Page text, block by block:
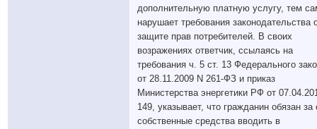
дополнительную платную услугу, тем
нарушает требования законодательства
защите прав потребителей. В своих
возражениях ответчик, ссылаясь на
требования ч. 5 ст. 13 Федерального
от 28.11.2009 N 261-ФЗ и приказ
Министерства энергетики РФ от
149, указывает, что гражданин обязан за
собственные средства вводить в